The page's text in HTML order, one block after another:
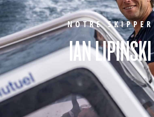
NOTRE SKIPPER
IAN LIPINSKI